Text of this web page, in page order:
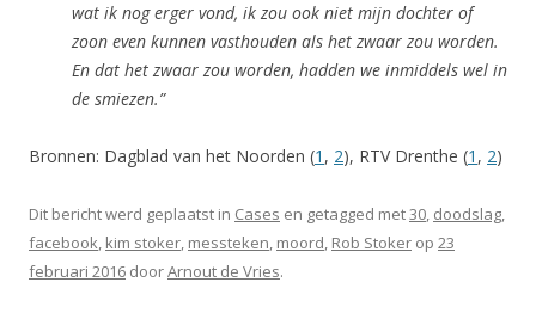
wat ik nog erger vond, ik zou ook niet mijn dochter of
zoon even kunnen vasthouden als het zwaar zou worden.
En dat het zwaar zou worden, hadden we inmiddels wel in
de smiezen.”
Bronnen: Dagblad van het Noorden (1 , 2), RTV Drenthe (1 , 2)
Dit bericht werd geplaatst in Cases en getagged met30, doodslag,
facebook, kim stoker, messteken, moord, Rob Stoker op 23
februari 2016 doorArnout de Vries.